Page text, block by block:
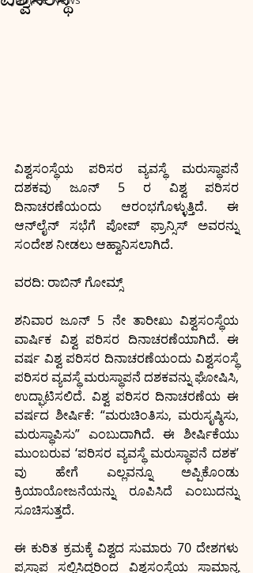
ವಿಶ್ವಸಂಸ್ಥೆಯ ಪರಿಸರ ವ್ಯವಸ್ಥೆ ಮರುಸ್ಥಾಪನೆ
ದಶಕವು ಜೂನ್ 5 ರ ವಿಶ್ವ ಪರಿಸರ
ದಿನಾಚರಣೆಯಂದು ಆರಂಭಗೊಳ್ಳುತ್ತಿದೆ. ಈ
ಆನ್‍ಲೈನ್ ಸಭೆಗೆ ಪೋಪ್ ಫ್ರಾನ್ಸಿಸ್ ಅವರನ್ನು
ಸಂದೇಶ ನೀಡಲು ಆಹ್ವಾನಿಸಲಾಗಿದೆ.
ವರದಿ: ರಾಬಿನ್ ಗೋಮ್ಸ್
ಶನಿವಾರ ಜೂನ್ 5 ನೇ ತಾರೀಖು ವಿಶ್ವಸಂಸ್ಥೆಯ
ವಾರ್ಷಿಕ ವಿಶ್ವ ಪರಿಸರ ದಿನಾಚರಣೆಯಾಗಿದೆ. ಈ
ವರ್ಷ ವಿಶ್ವ ಪರಿಸರ ದಿನಾಚರಣೆಯಂದು ವಿಶ್ವಸಂಸ್ಥೆ
ಪರಿಸರ ವ್ಯವಸ್ಥೆ ಮರುಸ್ಥಾಪನೆ ದಶಕವನ್ನು ಘೋಷಿಸಿ,
ಉದ್ಘಾಟಿಸಲಿದೆ. ವಿಶ್ವ ಪರಿಸರ ದಿನಾಚರಣೆಯ ಈ
ವರ್ಷದ ಶೀರ್ಷಿಕೆ: “ಮರುಚಿಂತಿಸು, ಮರುಸೃಷ್ಠಿಸು,
ಮರುಸ್ಥಾಪಿಸು” ಎಂಬುದಾಗಿದೆ. ಈ ಶೀರ್ಷಿಕೆಯು
ಮುಂಬರುವ ‘ಪರಿಸರ ವ್ಯವಸ್ಥೆ ಮರುಸ್ಥಾಪನೆ ದಶಕ’
ವು ಹೇಗೆ ಎಲ್ಲವನ್ನೂ ಅಪ್ಪಿಕೊಂಡು
ಕ್ರಿಯಾಯೋಜನೆಯನ್ನು ರೂಪಿಸಿದೆ ಎಂಬುದನ್ನು
ಸೂಚಿಸುತ್ತದೆ.
ಈ ಕುರಿತ ಕ್ರಮಕ್ಕೆ ವಿಶ್ವದ ಸುಮಾರು 70 ದೇಶಗಳು
ಪ್ರಸ್ತಾಪ ಸಲ್ಲಿಸಿದ್ದರಿಂದ ವಿಶ್ವಸಂಸ್ಥೆಯ ಸಾಮಾನ್ಯ